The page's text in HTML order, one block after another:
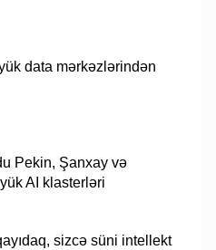
data mərkəzlərindən
Pekin, Şanxay və
AI klasterləri
sizcə süni intellekt